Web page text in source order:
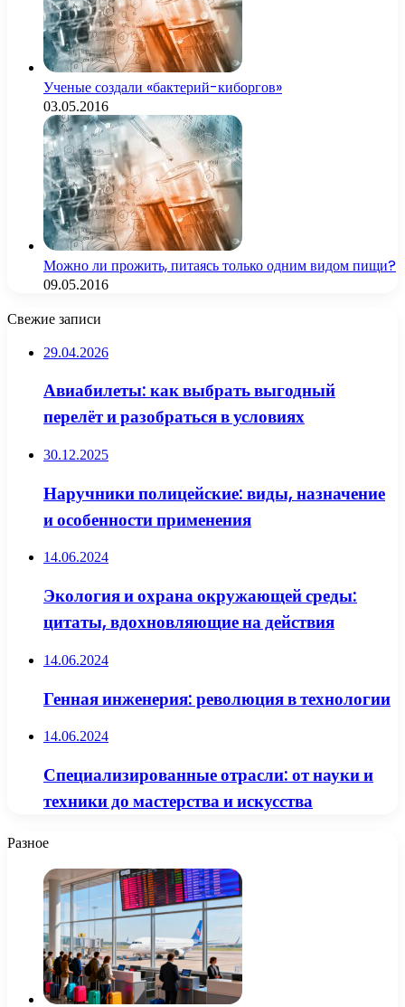
Ученые создали «бактерий-киборгов»
03.05.2016
Можно ли прожить, питаясь только одним видом пищи?
09.05.2016
Свежие записи
29.04.2026
Авиабилеты: как выбрать выгодный
перелёт и разобраться в условиях
30.12.2025
Наручники полицейские: виды, назначение
и особенности применения
14.06.2024
Экология и охрана окружающей среды:
цитаты, вдохновляющие на действия
14.06.2024
Генная инженерия: революция в технологии
14.06.2024
Специализированные отрасли: от науки и
техники до мастерства и искусства
Разное